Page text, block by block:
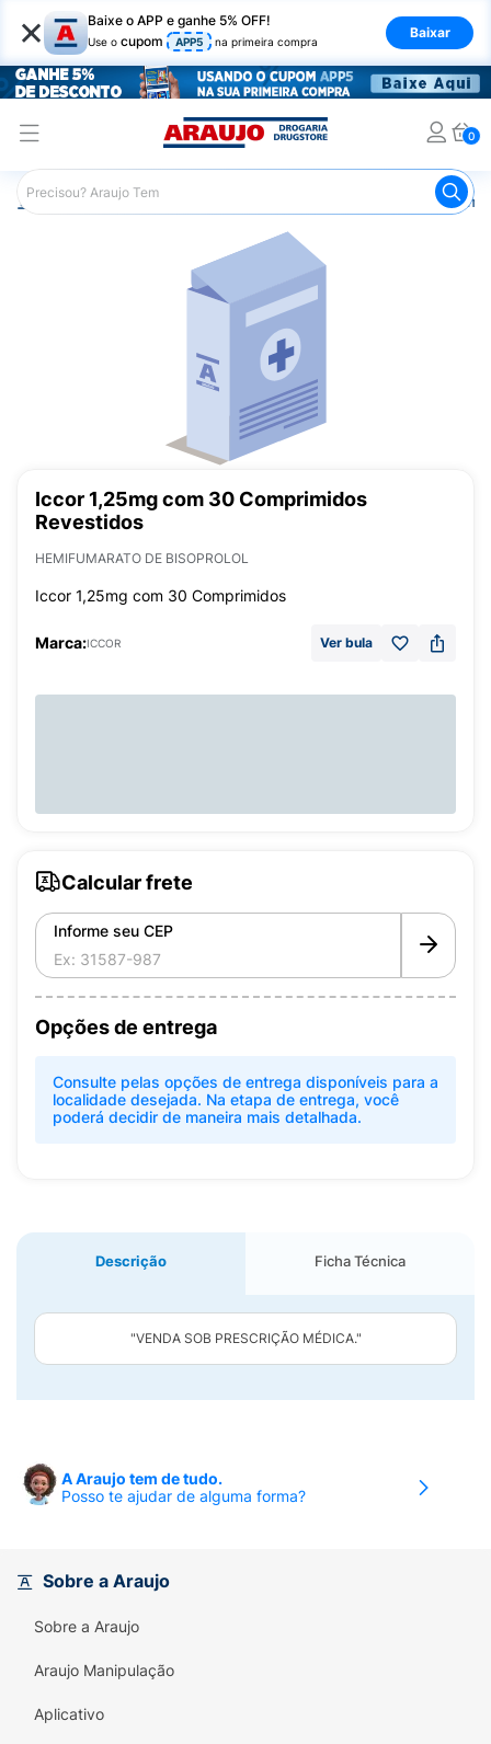
× Baixe o APP e ganhe 5% OFF!
Use o cupom APP5 na primeira compra
Baixar
0
Araujo Medicamentos
Iccor 1,25mg com 30 Comprimidos
Revestidos
HEMIFUMARATO DE BISOPROLOL
Iccor 1,25mg com 30 Comprimidos
Marca:ICCOR Ver bula
Calcular frete
Informe seu CEP
Opções de entrega
Consulte pelas opções de entrega disponíveis para a
localidade desejada. Na etapa de entrega, você
poderá decidir de maneira mais detalhada.
Descrição Ficha Técnica
"VENDA SOB PRESCRIÇÃO MÉDICA."
A Araujo tem de tudo.
Posso te ajudar de alguma forma?
Sobre a Araujo
Sobre a Araujo
Araujo Manipulação
Aplicativo